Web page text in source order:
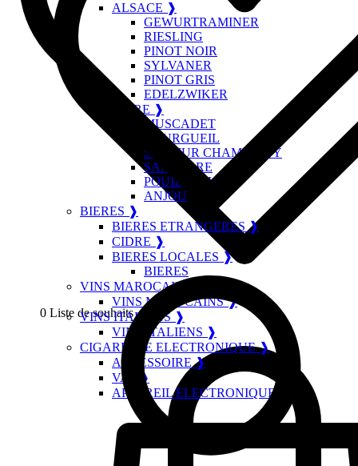
0 Liste de souhaits
ALSACE ❱
GEWURTRAMINER
RIESLING
PINOT NOIR
SYLVANER
PINOT GRIS
EDELZWIKER
LOIRE ❱
MUSCADET
BOURGUEIL
SAUMUR CHAMPIGNY
SANCERRE
POUILLY FUME
ANJOU
BIERES ❱
BIERES ETRANGERES ❱
CIDRE ❱
BIERES LOCALES ❱
BIERES
VINS MAROCAINS ❱
VINS MAROCAINS ❱
VINS ITALIENS ❱
VINS ITALIENS ❱
CIGARETTE ELECTRONIQUE ❱
ACCESSOIRE ❱
VAP ❱
APPAREIL ELECTRONIQUE ❱